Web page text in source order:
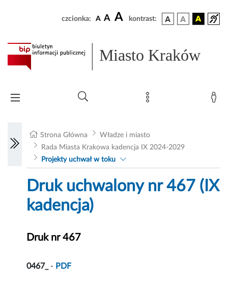
czcionka: A A A kontrast:
Miasto Kraków
Strona Główna
Władze i miasto
Rada Miasta Krakowa kadencja IX 2024-2029
Projekty uchwał w toku
Druk uchwalony nr 467 (IX
kadencja)
Druk nr 467
0467_ - PDF